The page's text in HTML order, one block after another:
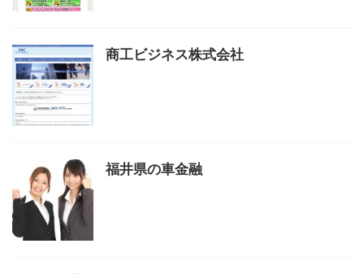
商工ビジネス株式会社
福井県の車金融